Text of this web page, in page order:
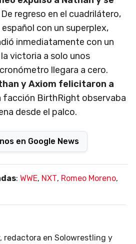
De regreso en el cuadrilátero,
con un superplex,
inmediatamente con un
victoria a solo unos
llegara a cero.
y Axiom felicitaron a
facción BirthRight observaba
desde el palco.
en Google News
: WWE, NXT, Romeo Moreno,
redactora en Solowrestling y